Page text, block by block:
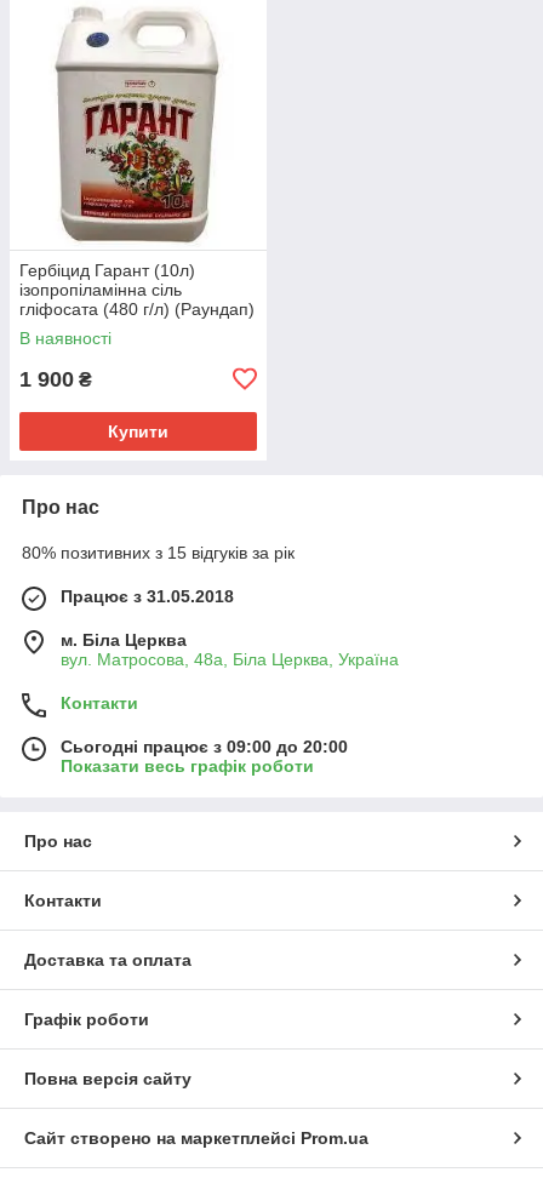
Гербіцид Гарант (10л)
ізопропіламінна сіль
гліфосата (480 г/л) (Раундап)
В наявності
1 900 ₴
Купити
Про нас
80% позитивних з 15 відгуків за рік
Працює з 31.05.2018
м. Біла Церква
вул. Матросова, 48а, Біла Церква, Україна
Контакти
Сьогодні працює з 09:00 до 20:00
Показати весь графік роботи
Про нас
Контакти
Доставка та оплата
Графік роботи
Повна версія сайту
Сайт створено на маркетплейсі Prom.ua